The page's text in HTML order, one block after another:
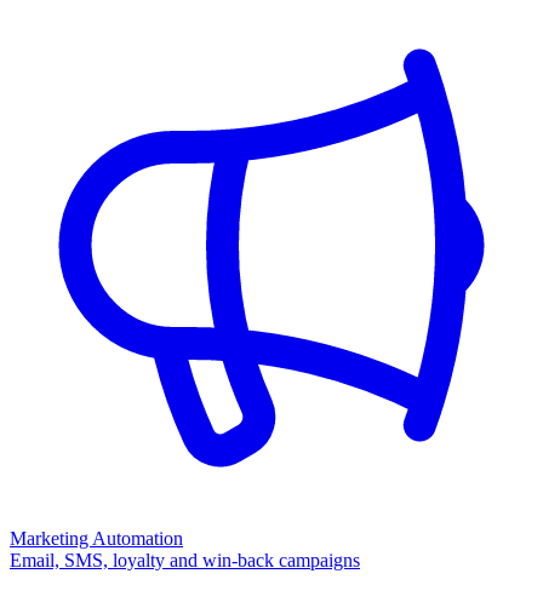
Marketing Automation
Email, SMS, loyalty and win-back campaigns